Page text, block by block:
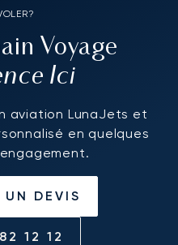
Voyage
Ici
aviation LunaJets et
en quelques
UN DEVIS
12 12